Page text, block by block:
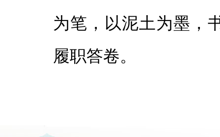
为笔，以泥土为墨，
履职答卷。